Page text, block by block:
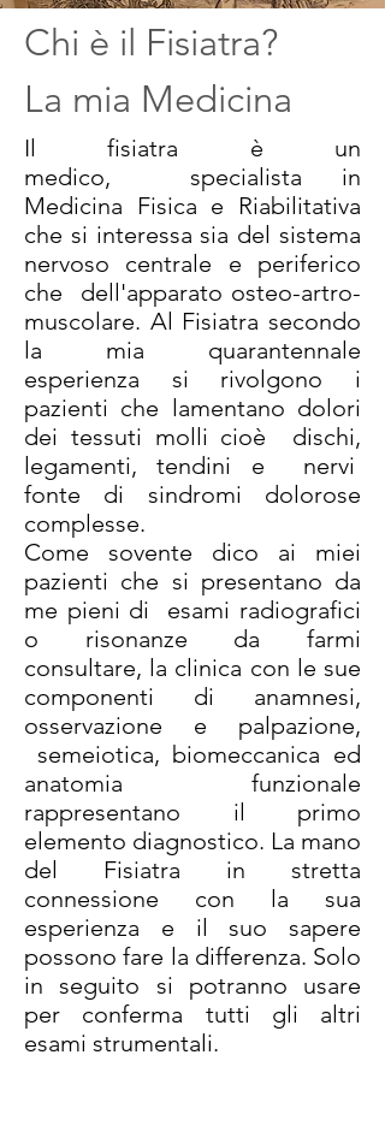
Chi è il Fisiatra?
La mia Medicina
Il fisiatra è un
medico, specialista in
Medicina Fisica e Riabilitativa
che si interessa sia del sistema
nervoso centrale e periferico
che dell'apparato osteo-artro-
muscolare. Al Fisiatra secondo
la mia quarantennale
esperienza si rivolgono i
pazienti che lamentano dolori
dei tessuti molli cioè dischi,
legamenti, tendini e nervi
fonte di sindromi dolorose
complesse.
Come sovente dico ai miei
pazienti che si presentano da
me pieni di esami radiografici
o risonanze da farmi
consultare, la clinica con le sue
componenti di anamnesi,
osservazione e palpazione,
semeiotica, biomeccanica ed
anatomia funzionale
rappresentano il primo
elemento diagnostico. La mano
del Fisiatra in stretta
connessione con la sua
esperienza e il suo sapere
possono fare la differenza. Solo
in seguito si potranno usare
per conferma tutti gli altri
esami strumentali.